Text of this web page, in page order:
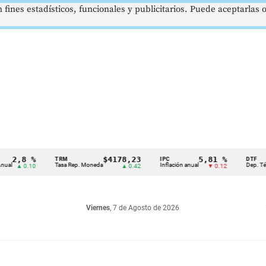
%
0.10 Tasa Rep. Moneda
$4178,23
▲ 0.42 Inflación anual
5,81 %
▼ 0.12 Dep. Término
Viernes, 7 de Agosto de 2026
estadísticos, funcionales y publicitarios. Puede aceptarlas